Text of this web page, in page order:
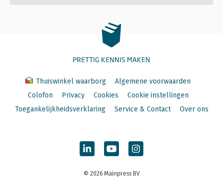
PRETTIG KENNIS MAKEN
Thuiswinkel waarborg
Algemene voorwaarden
Colofon
Privacy Cookies
Cookie instellingen
Toegankelijkheidsverklaring
Service & Contact Over ons
© 2026 Mainpress BV